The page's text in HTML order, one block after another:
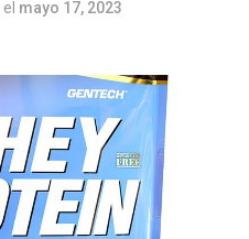
el mayo 17, 2023